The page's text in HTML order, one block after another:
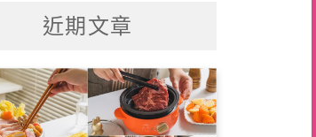
近期文章